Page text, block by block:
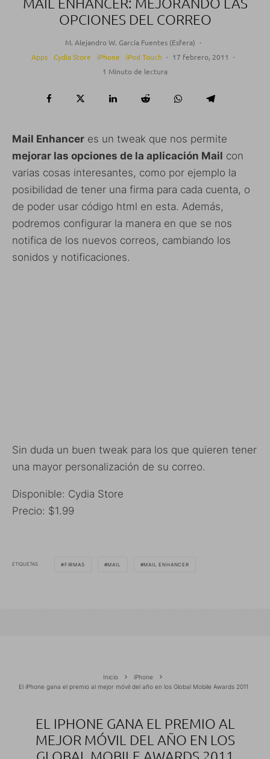
OPCIONES DEL CORREO
M. Alejandro W. García Fuentes (Esfera) ·
Apps
Cydia Store iPhone iPod Touch · 17 febrero, 2011
·
1 Minuto de lectura
Mail Enhancer es un tweak que nos permite
mejorar las opciones de la aplicación Mail con
varias cosas interesantes, como por ejemplo la
posibilidad de tener una firma para cada cuenta, o
de poder usar código html en esta. Además,
podremos configurar la manera en que se nos
notifica de los nuevos correos, cambiando los
sonidos y notificaciones.
Sin duda un buen tweak para los que quieren tener
una mayor personalización de su correo.
Disponible: Cydia Store
Precio: $1.99
ETIQUETAS FIRMAS MAIL MAIL ENHANCER
Inicio
iPhone
El iPhone gana el premio al mejor móvil del año en los Global Mobile Awards 2011
EL IPHONE GANA EL PREMIO AL
MEJOR MÓVIL DEL AÑO EN LOS